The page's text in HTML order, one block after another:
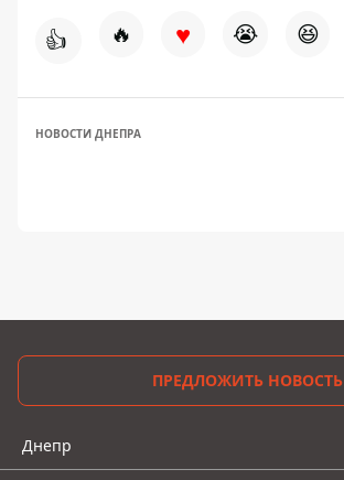
👍 🔥 ♥ 😭 😆
НОВОСТИ ДНЕПРА
ПРЕДЛОЖИТЬ НОВОСТЬ
Днепр